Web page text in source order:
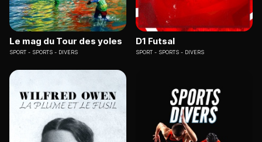
Le mag du Tour des yoles
SPORT SPORTS - DIVERS
D1 Futsal
SPORT SPORTS - DIVERS